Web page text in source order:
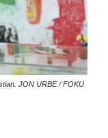
JON URBE / FOKU